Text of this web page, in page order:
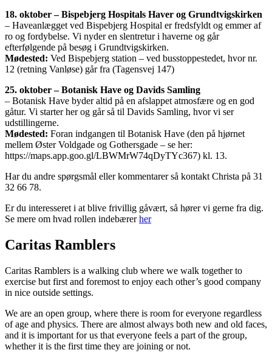
18. oktober – Bispebjerg Hospitals Haver og Grundtvigskirken
– Haveanlægget ved Bispebjerg Hospital er fredsfyldt og emmer af
ro og fordybelse. Vi nyder en slentretur i haverne og går
efterfølgende på besøg i Grundtvigskirken.
Mødested: Ved Bispebjerg station – ved busstoppestedet, hvor nr.
12 (retning Vanløse) går fra (Tagensvej 147)
25. oktober – Botanisk Have og Davids Samling
– Botanisk Have byder altid på en afslappet atmosfære og en god
gåtur. Vi starter her og går så til Davids Samling, hvor vi ser
udstillingerne.
Mødested: Foran indgangen til Botanisk Have (den på hjørnet
mellem Øster Voldgade og Gothersgade – se her:
https://maps.app.goo.gl/LBWMrW74qDyTYc367) kl. 13.
Har du andre spørgsmål eller kommentarer så kontakt Christa på 31
32 66 78.
Er du interesseret i at blive frivillig gåvært, så hører vi gerne fra dig.
Se mere om hvad rollen indebærerher
Caritas Ramblers
Caritas Ramblers is a walking club where we walk together to
exercise but first and foremost to enjoy each other’s good company
in nice outside settings.
We are an open group, where there is room for everyone regardless
of age and physics. There are almost always both new and old faces,
and it is important for us that everyone feels a part of the group,
whether it is the first time they are joining or not.